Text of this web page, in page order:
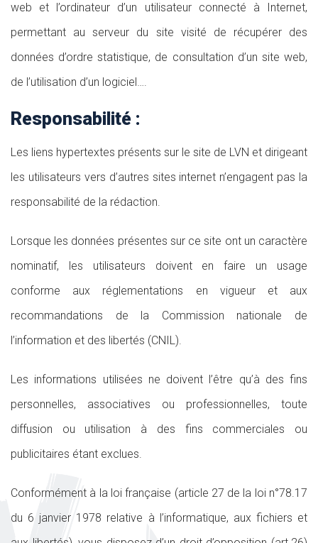
web et l’ordinateur d’un utilisateur connecté à Internet,
permettant au serveur du site visité de récupérer des
données d’ordre statistique, de consultation d’un site web,
de l’utilisation d’un logiciel….
Responsabilité :
Les liens hypertextes présents sur le site de LVN et dirigeant
les utilisateurs vers d’autres sites internet n’engagent pas la
responsabilité de la rédaction.
Lorsque les données présentes sur ce site ont un caractère
nominatif, les utilisateurs doivent en faire un usage
conforme aux réglementations en vigueur et aux
recommandations de la Commission nationale de
l’information et des libertés (CNIL).
Les informations utilisées ne doivent l’être qu’à des fins
personnelles, associatives ou professionnelles, toute
diffusion ou utilisation à des fins commerciales ou
publicitaires étant exclues.
Conformément à la loi française (article 27 de la loi n°78.17
du 6 janvier 1978 relative à l’informatique, aux fichiers et